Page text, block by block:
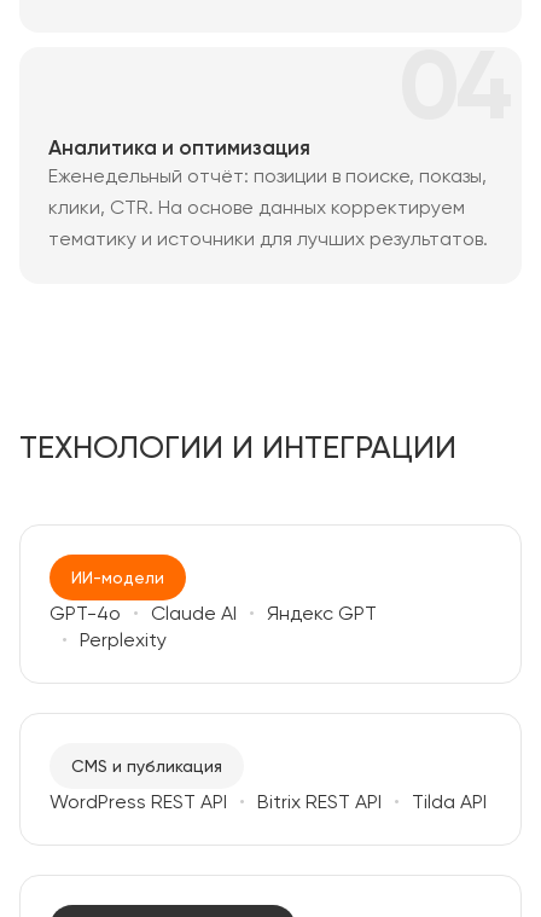
Аналитика и оптимизация
Еженедельный отчёт: позиции в поиске, показы,
клики, CTR. На основе данных корректируем
тематику и источники для лучших результатов.
ТЕХНОЛОГИИ И ИНТЕГРАЦИИ
ИИ-модели
GPT-4o Claude AI
Яндекс GPT
Perplexity
CMS и публикация
WordPress REST API Bitrix REST API Tilda API